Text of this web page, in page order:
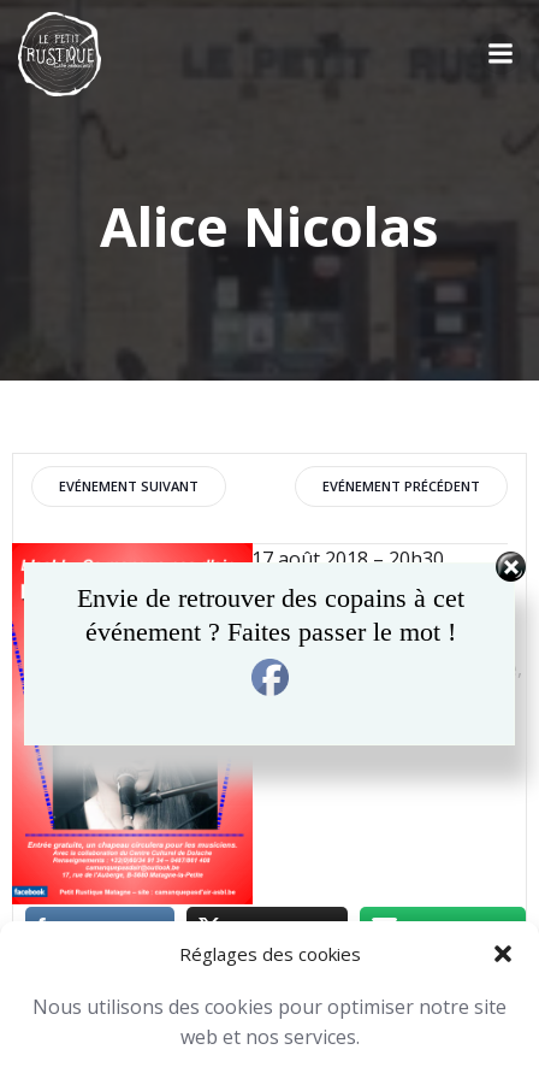
Réglages des cookies
Nous utilisons des cookies pour optimiser notre site
web et nos services.
Alice Nicolas
Post
navigation
EVÉNEMENT SUIVANT
Post
navigation
EVÉNEMENT PRÉCÉDENT
17 août 2018 – 20h30
Le retour de la belle voix
douce et des belles
compositions au piano d’Alice,
jeune chanteuse de la région
Michael Horevoets - 10 h 08 min
Envie de retrouver des copains à cet
événement ? Faites passer le mot !